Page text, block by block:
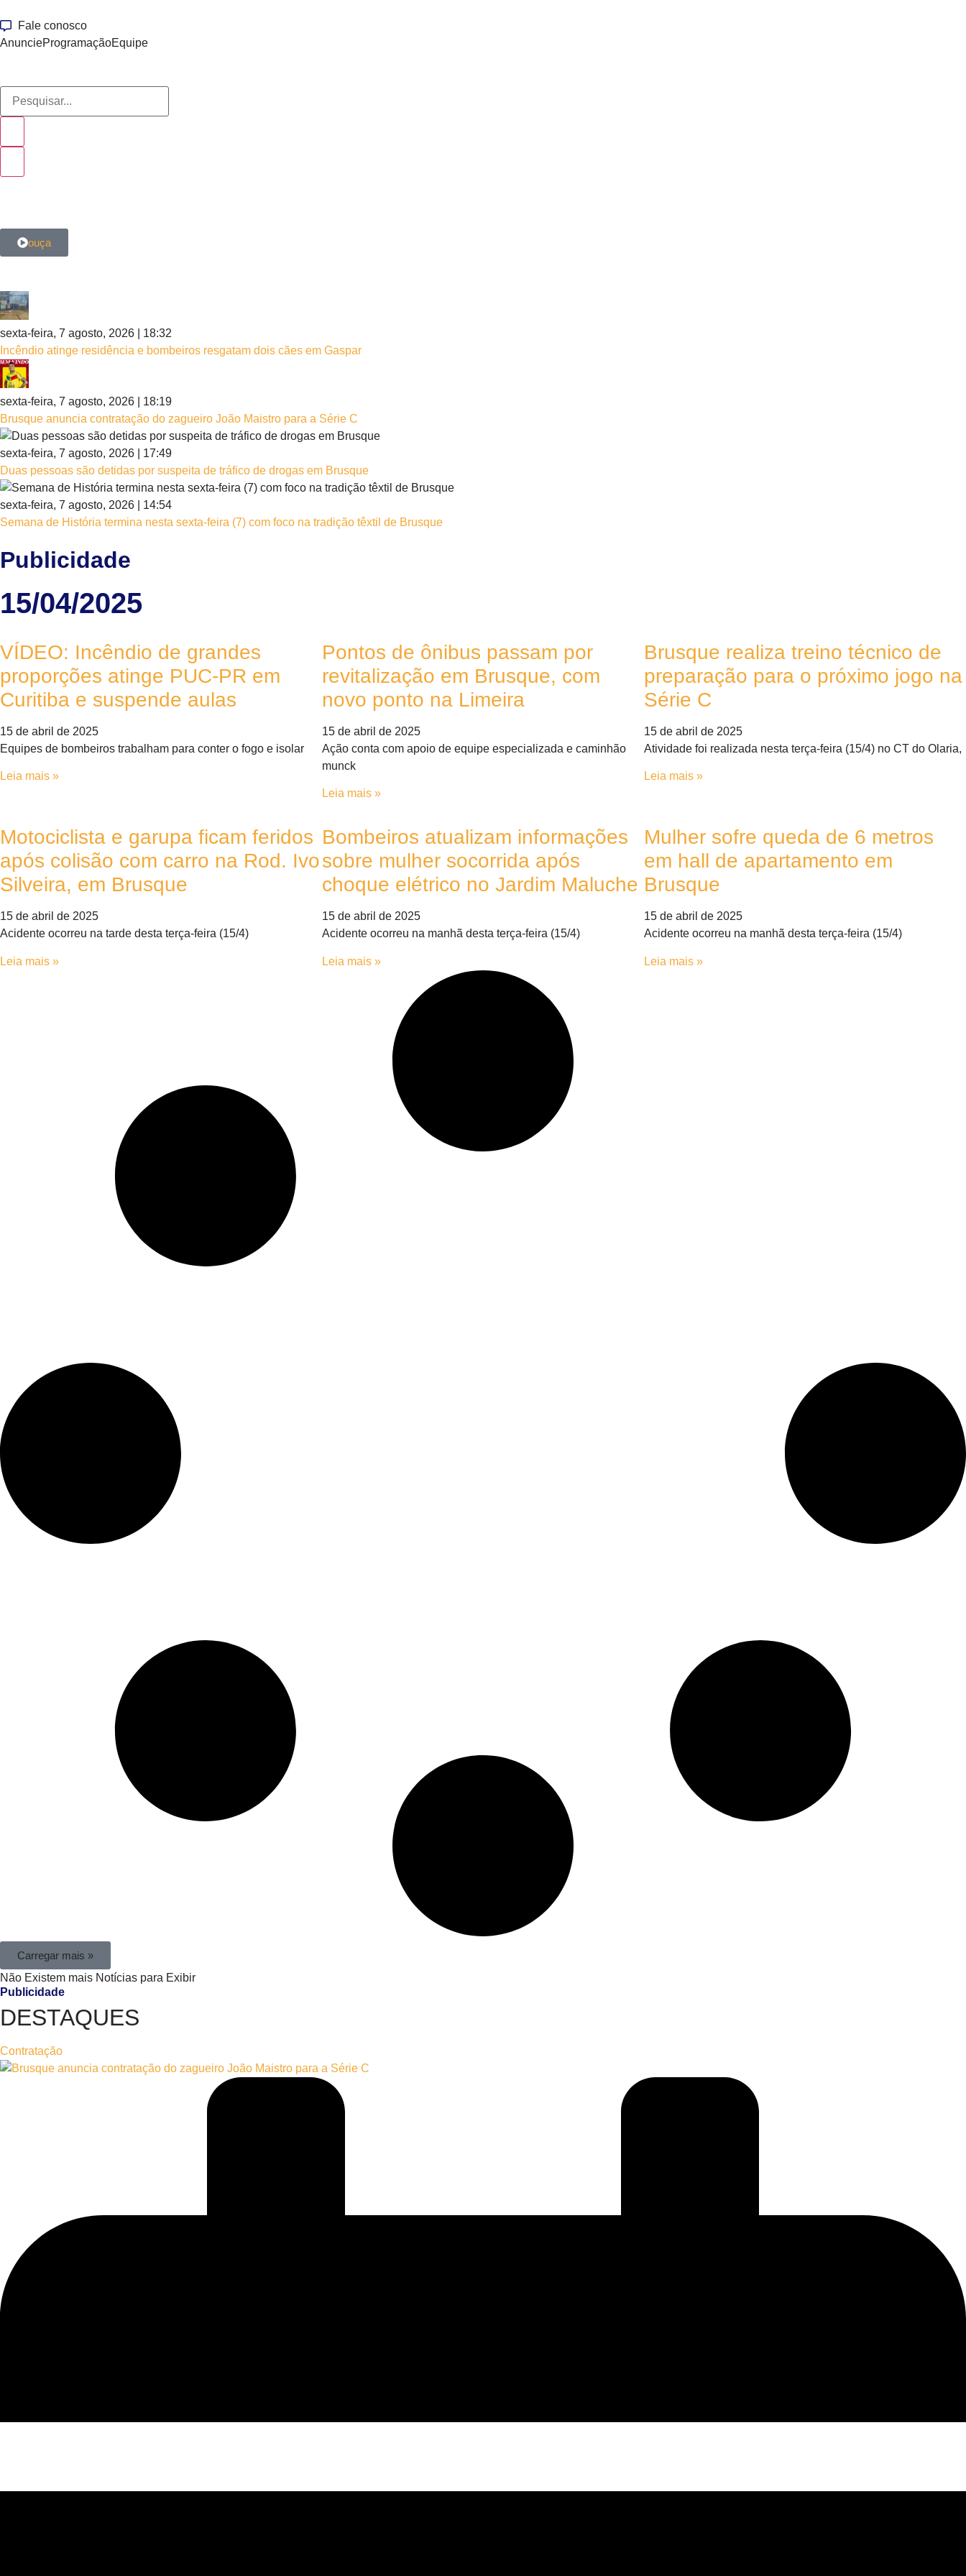
Fale conosco
AnuncieProgramaçãoEquipe
ouça
sexta-feira, 7 agosto, 2026 | 18:32
Incêndio atinge residência e bombeiros resgatam dois cães em Gaspar
sexta-feira, 7 agosto, 2026 | 18:19
Brusque anuncia contratação do zagueiro João Maistro para a Série C
sexta-feira, 7 agosto, 2026 | 17:49
Duas pessoas são detidas por suspeita de tráfico de drogas em Brusque
sexta-feira, 7 agosto, 2026 | 14:54
Semana de História termina nesta sexta-feira (7) com foco na tradição têxtil de Brusque
Publicidade
15/04/2025
VÍDEO: Incêndio de grandes
proporções atinge PUC-PR em
Curitiba e suspende aulas
15 de abril de 2025
Equipes de bombeiros trabalham para conter o fogo e isolar
Leia mais »
Pontos de ônibus passam por
revitalização em Brusque, com
novo ponto na Limeira
15 de abril de 2025
Ação conta com apoio de equipe especializada e caminhão
munck
Leia mais »
Brusque realiza treino técnico de
preparação para o próximo jogo na
Série C
15 de abril de 2025
Atividade foi realizada nesta terça-feira (15/4) no CT do Olaria,
Leia mais »
Motociclista e garupa ficam feridos
após colisão com carro na Rod. Ivo
Silveira, em Brusque
15 de abril de 2025
Acidente ocorreu na tarde desta terça-feira (15/4)
Leia mais »
Bombeiros atualizam informações
sobre mulher socorrida após
choque elétrico no Jardim Maluche
15 de abril de 2025
Acidente ocorreu na manhã desta terça-feira (15/4)
Leia mais »
Mulher sofre queda de 6 metros
em hall de apartamento em
Brusque
15 de abril de 2025
Acidente ocorreu na manhã desta terça-feira (15/4)
Leia mais »
Carregar mais »
Não Existem mais Notícias para Exibir
Publicidade
DESTAQUES
Contratação